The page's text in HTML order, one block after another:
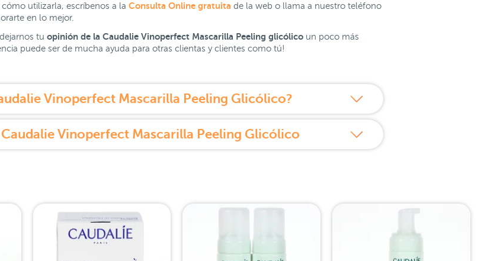
utilizarla, escríbenos a la Consulta Online gratuita de la web o llama a nuestro teléfono
en lo mejor.
tu opinión de la Caudalie Vinoperfect Mascarilla Peeling glicólico un poco más
puede ser de mucha ayuda para otras clientas y clientes como tú!
Vinoperfect Mascarilla Peeling Glicólico?
Vinoperfect Mascarilla Peeling Glicólico